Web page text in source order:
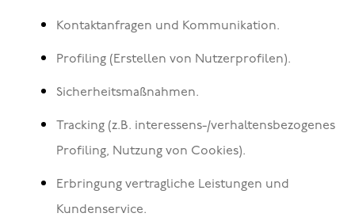
Kontaktanfragen und Kommunikation.
Profiling (Erstellen von Nutzerprofilen).
Sicherheitsmaßnahmen.
Tracking (z.B. interessens-/verhaltensbezogenes
Profiling, Nutzung von Cookies).
Erbringung vertragliche Leistungen und
Kundenservice.